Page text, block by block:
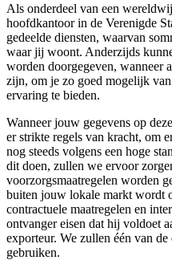
Als onderdeel van een
hoofdkantoor in de Verenigde
gedeelde diensten, waarvan
waar jij woont. Anderzijds
worden doorgegeven, wanneer
zijn, om je zo goed mogelijk
ervaring te bieden.
Wanneer jouw gegevens op
er strikte regels van kracht, om
nog steeds volgens een hoge
dit doen, zullen we ervoor
voorzorgsmaatregelen worden
buiten jouw lokale markt wordt
contractuele maatregelen en
ontvanger eisen dat hij voldoet
exporteur. We zullen één van de
gebruiken.